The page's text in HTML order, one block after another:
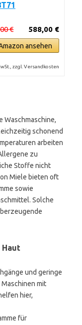
588,00 €
€
ansehen
zzgl. Versandkosten
Waschmaschine,
schonend
arbeiten
zu
Stoffe nicht
Miele bieten oft
sowie
Solche
Haut
und geringe
mit
hier,
für